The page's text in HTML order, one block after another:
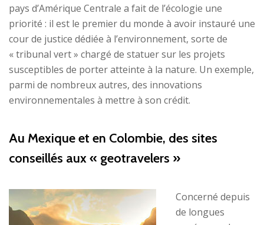
pays d’Amérique Centrale a fait de l’écologie une
priorité : il est le premier du monde à avoir instauré une
cour de justice dédiée à l’environnement, sorte de
« tribunal vert » chargé de statuer sur les projets
susceptibles de porter atteinte à la nature. Un exemple,
parmi de nombreux autres, des innovations
environnementales à mettre à son crédit.
Au Mexique et en Colombie, des sites
conseillés aux « geotravelers »
Concerné depuis
de longues